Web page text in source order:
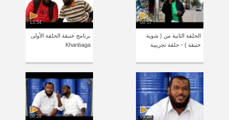
00:57
الحلقة الثانية من ( شوية
خنبقة ) - حلقة تجريبية
13:54
برنامج خنبقة الحلقة الأولى
Khanbaga
09:28
09:28